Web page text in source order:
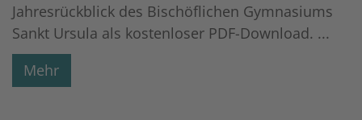
Jahresrückblick des Bischöflichen Gymnasiums
Sankt Ursula als kostenloser PDF-Download. ...
Mehr